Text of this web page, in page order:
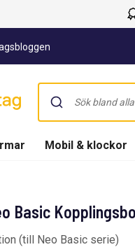
Mobil & klockor
Basic
(till Neo Basic serie)